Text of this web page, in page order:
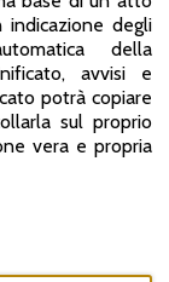
degli
della
avvisi e
potrà copiare
sul proprio
vera e propria